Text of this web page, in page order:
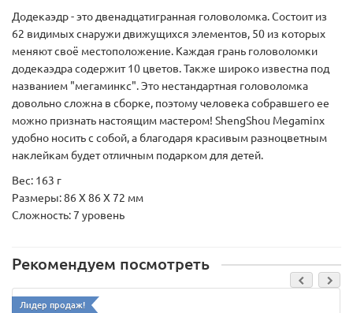
Додекаэдр - это двенадцатигранная головоломка. Состоит из
62 видимых снаружи движущихся элементов, 50 из которых
меняют своё местоположение. Каждая грань головоломки
додекаэдра содержит 10 цветов. Также широко известна под
названием "мегаминкс". Это нестандартная головоломка
довольно сложна в сборке, поэтому человека собравшего ее
можно признать настоящим мастером! ShengShou Megaminx
удобно носить с собой, а благодаря красивым разноцветным
наклейкам будет отличным подарком для детей.
Вес: 163 г
Размеры: 86 X 86 X 72 мм
Сложность: 7 уровень
Рекомендуем посмотреть
Лидер продаж!